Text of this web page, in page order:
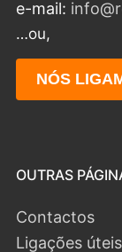
e-mail:
…ou,
NÓS
OUTRAS
Contactos
Ligações úteis